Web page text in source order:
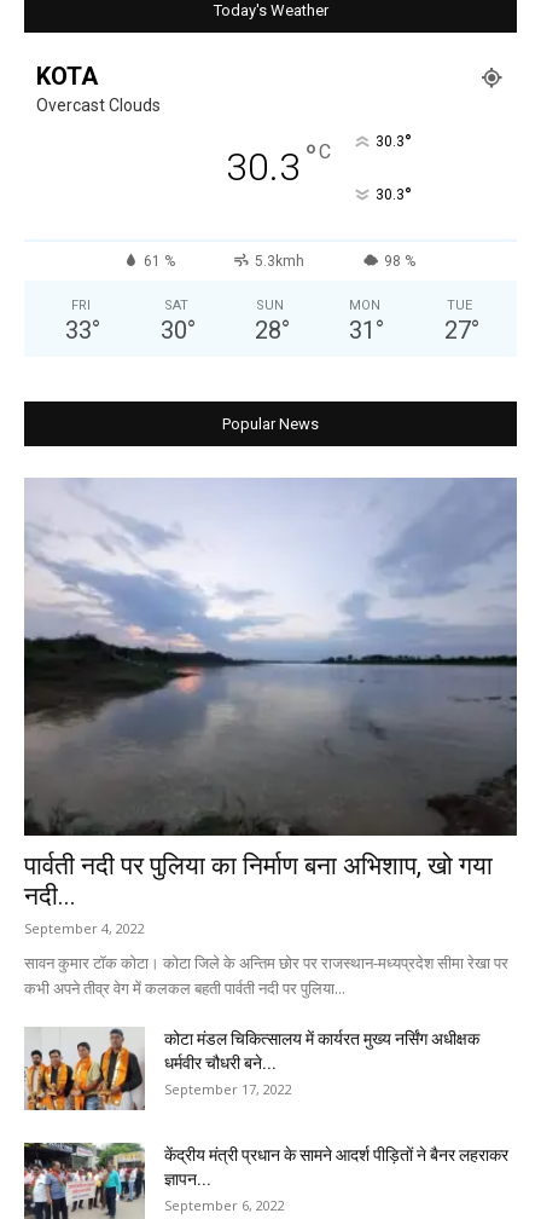
Today's Weather
KOTA
Overcast Clouds
30.3 °C 30.3°
30.3°
61 % 5.3kmh 98 %
FRI
33°
SAT
30°
SUN
28°
MON
31 °
TUE
27°
Popular News
पार्वती नदी पर पुलिया का निर्माण बना अभिशाप, खो गया
नदी...
September 4, 2022
सावन कुमार टॉक कोटा। कोटा जिले के अन्तिम छोर पर राजस्थान-मध्यप्रदेश सीमा रेखा पर
कभी अपने तीव्र वेग में कलकल बहती पार्वती नदी पर पुलिया...
कोटा मंडल चिकित्सालय में कार्यरत मुख्य नर्सिंग अधीक्षक
धर्मवीर चौधरी बने...
September 17, 2022
केंद्रीय मंत्री प्रधान के सामने आदर्श पीड़ितों ने बैनर लहराकर
ज्ञापन...
September 6, 2022